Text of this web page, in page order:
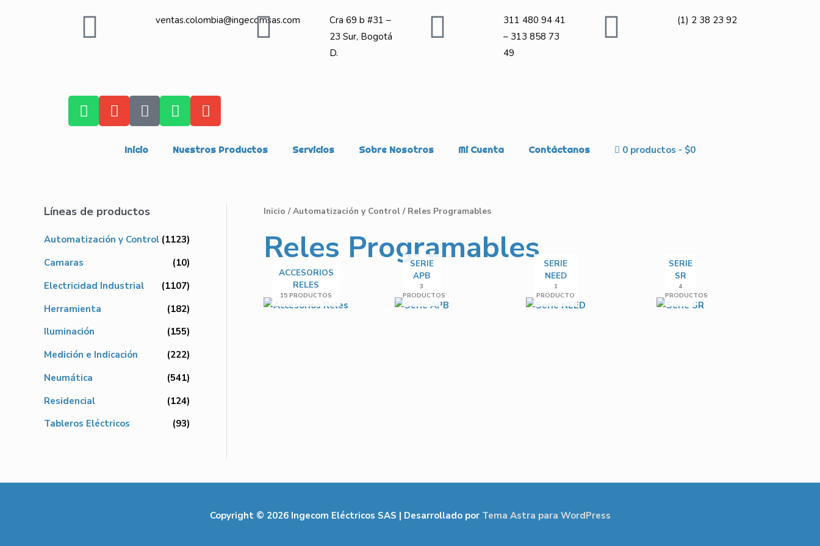
ventas.colombia@ingecomsas.com
Cra 69 b #31 –
23 Sur, Bogotá
D.
311 480 94 41
– 313 858 73
49
(1) 2 38 23 92
Inicio Nuestros Productos Servicios Sobre Nosotros Mi Cuenta Contáctanos 0 productos $0
Líneas de productos
Automatización y Control (1123)
Camaras
(10)
Electricidad Industrial
(1107)
Herramienta
(182)
Iluminación
(155)
Medición e Indicación
(222)
Neumática
(541)
Residencial
(124)
Tableros Eléctricos
(93)
Inicio /Automatización y Control / Reles Programables
Reles Programables
ACCESORIOS
RELES
15 PRODUCTOS
SERIE
APB
3
PRODUCTOS
SERIE
NEED
1
PRODUCTO
SERIE
SR
4
PRODUCTOS
Copyright © 2026 Ingecom Eléctricos SAS | Desarrollado por Tema Astra para WordPress